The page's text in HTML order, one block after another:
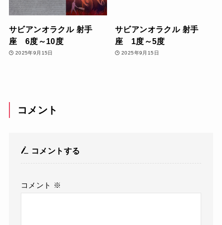
サビアンオラクル 射手
座 6度～10度
2025年9月15日
サビアンオラクル 射手
座 1度～5度
2025年9月15日
コメント
コメントする
コメント ※